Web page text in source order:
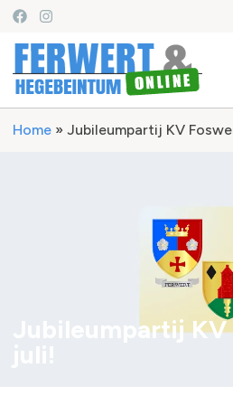
Home » Jubileumpartij KV
Jubileumpartij KV